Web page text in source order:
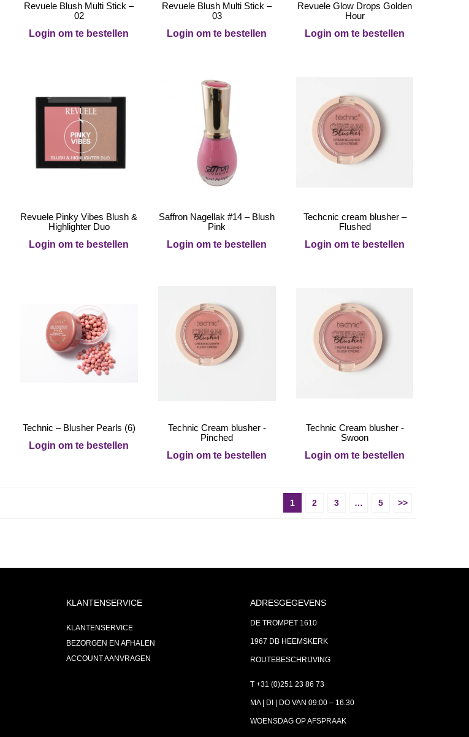
Revuele Blush Multi Stick –
02
Login om te bestellen
Revuele Blush Multi Stick –
03
Login om te bestellen
Revuele Glow Drops Golden
Hour
Login om te bestellen
Revuele Pinky Vibes Blush &
Highlighter Duo
Login om te bestellen
Saffron Nagellak #14 – Blush
Pink
Login om te bestellen
Techcnic cream blusher –
Flushed
Login om te bestellen
Technic – Blusher Pearls (6)
Login om te bestellen
Technic Cream blusher -
Pinched
Login om te bestellen
Technic Cream blusher -
Swoon
Login om te bestellen
1 2 3 … 5 >>
KLANTENSERVICE
KLANTENSERVICE
BEZORGEN EN AFHALEN
ACCOUNT AANVRAGEN
ADRESGEGEVENS
DE TROMPET 1610
1967 DB HEEMSKERK
ROUTEBESCHRIJVING
T +31 (0)251 23 86 73
MA | DI | DO VAN 09:00 – 16.30
WOENSDAG OP AFSPRAAK